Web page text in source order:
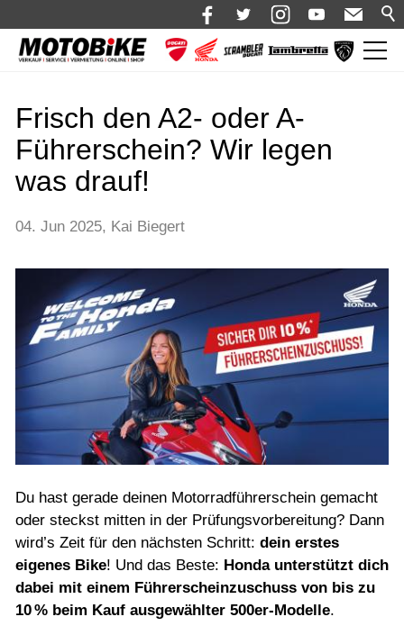
Shop 🛒
Bikes
Motorrad mieten
Bekleidung
Service
Über uns
Blog
Karriere bei Motobike.de
Probefahrt vereinbaren
Inhaltsverzeichnis
Datenschutz
Gebrauchtwagen-Verkaufsbedingungen
Über uns
Anfahrt & Routenplaner
Frisch den A2- oder A-
Führerschein? Wir legen
was drauf!
04. Jun 2025 Kai Biegert
Du hast gerade deinen Motorradführerschein gemacht
oder steckst mitten in der Prüfungsvorbereitung? Dann
wird’s Zeit für den nächsten Schritt: dein erstes
eigenes Bike! Und das Beste: Honda unterstützt dich
dabei mit einem Führerscheinzuschuss von bis zu
10 % beim Kauf ausgewählter 500er-Modelle.